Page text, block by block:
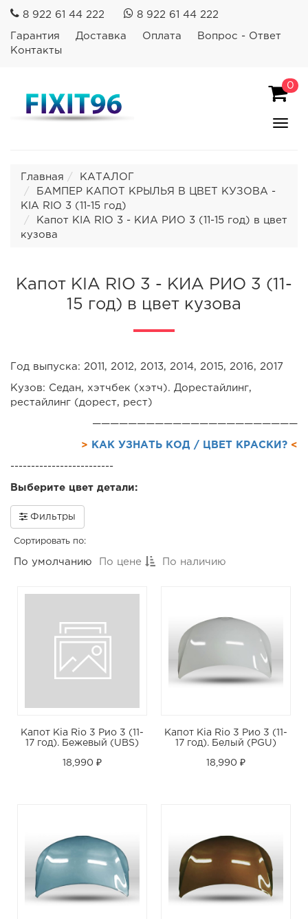
8 922 61 44 222 8 922 61 44 222
Гарантия Доставка Оплата
Вопрос - Ответ
Контакты
0
Главная
КАТАЛОГ
БАМПЕР КАПОТ КРЫЛЬЯ В ЦВЕТ КУЗОВА -
KIA RIO 3 (11-15 год)
Капот KIA RIO 3 - КИА РИО 3 (11-15 год) в цвет
кузова
Капот KIA RIO 3 - КИА РИО 3 (11-
15 год) в цвет кузова
Год выпуска: 2011, 2012, 2013, 2014, 2015, 2016, 2017
Кузов: Седан, хэтчбек (хэтч). Дорестайлинг,
рестайлинг (дорест, рест)
———————————————————————
> КАК УЗНАТЬ КОД / ЦВЕТ КРАСКИ? <
-------------------------
Выберите цвет детали:
Фильтры
Сортировать по:
По умолчанию По цене По наличию
Капот Kia Rio 3 Рио 3 (11-
17 год). Бежевый (UBS)
18,990 ₽
Капот Kia Rio 3 Рио 3 (11-
17 год). Белый (PGU)
18,990 ₽